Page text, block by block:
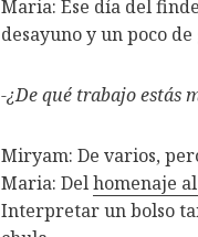
Maria: Ese día del
desayuno y un poco
-¿De qué trabajo estás
Miryam: De varios,
Maria: Delhomenaje
Interpretar un bolso